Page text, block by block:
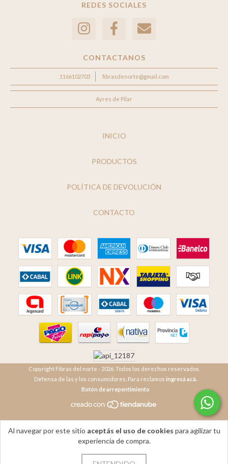
Al navegar por este sitio aceptás el uso de cookies para agilizar tu
experiencia de compra.
REDES SOCIALES
CONTACTANOS
1166102703 fibrasdenorte@gmail.com
Ayres de Pilar
INICIO
PRODUCTOS
POLÍTICA DE DEVOLUCIÓN
CONTACTO
Copyright Fibras del norte - 2026. Todos los derechos reservados.
Defensa de las y los consumidores. Para reclamos ingresá acá.
Botón de arrepentimiento